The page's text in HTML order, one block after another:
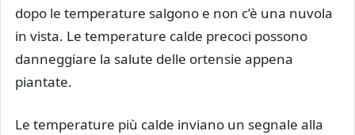
dopo le temperature salgono e non c’è una nuvola
in vista. Le temperature calde precoci possono
danneggiare la salute delle ortensie appena
piantate.
Le temperature più calde inviano un segnale alla